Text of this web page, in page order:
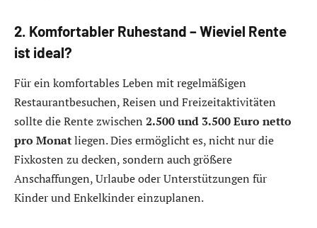
2. Komfortabler Ruhestand – Wieviel Rente
ist ideal?
Für ein komfortables Leben mit regelmäßigen
Restaurantbesuchen, Reisen und Freizeitaktivitäten
sollte die Rente zwischen 2.500 und 3.500 Euro netto
pro Monatliegen. Dies ermöglicht es, nicht nur die
Fixkosten zu decken, sondern auch größere
Anschaffungen, Urlaube oder Unterstützungen für
Kinder und Enkelkinder einzuplanen.